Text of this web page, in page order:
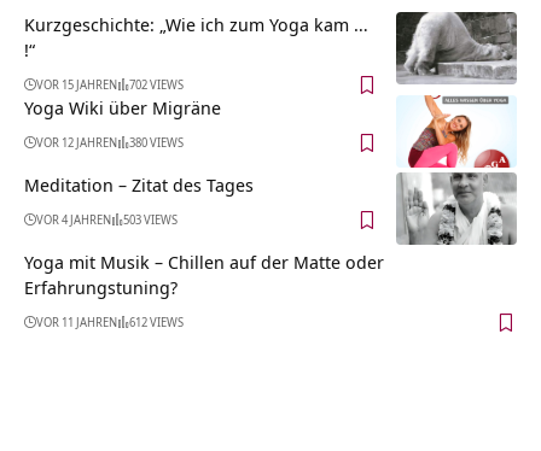
Kurzgeschichte: „Wie ich zum Yoga kam …
!“
VOR 15 JAHREN 702 VIEWS
Yoga Wiki über Migräne
VOR 12 JAHREN 380 VIEWS
Meditation – Zitat des Tages
VOR 4 JAHREN 503 VIEWS
Yoga mit Musik – Chillen auf der Matte oder
Erfahrungstuning?
VOR 11 JAHREN 612 VIEWS